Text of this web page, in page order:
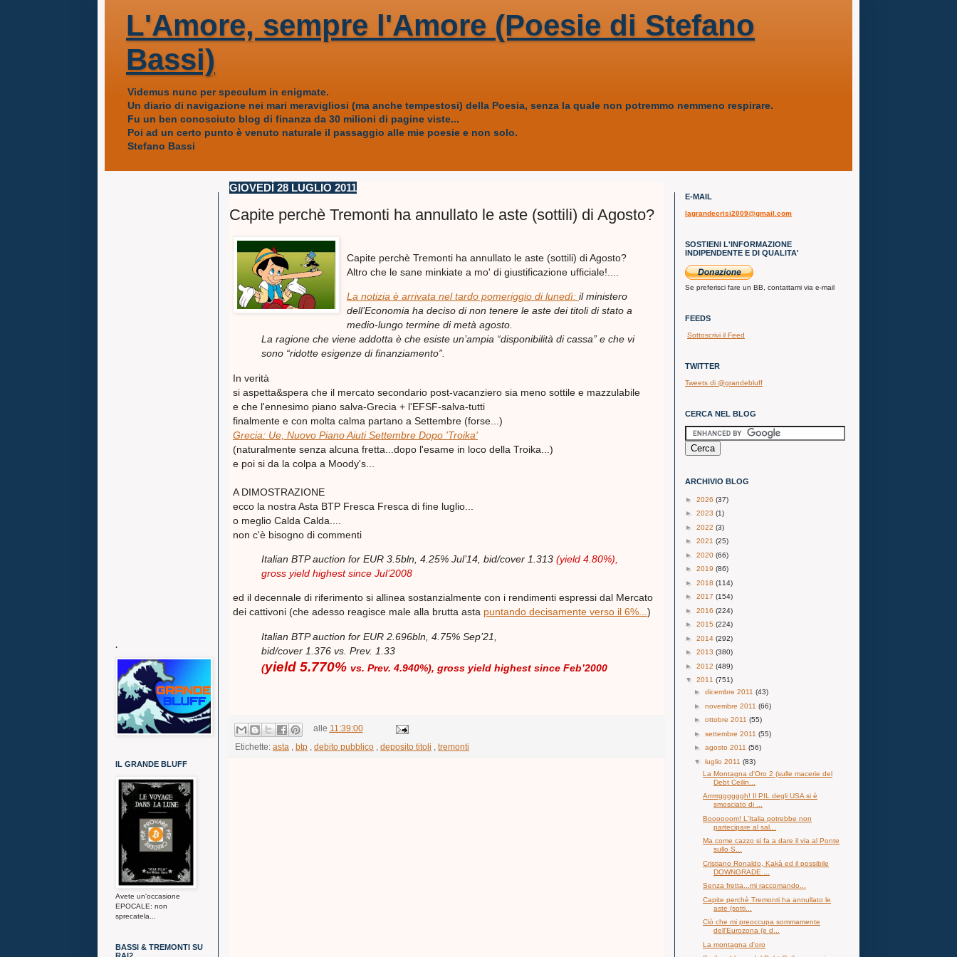
L'Amore, sempre l'Amore (Poesie di Stefano
Bassi)
Videmus nunc per speculum in enigmate.
Un diario di navigazione nei mari meravigliosi (ma anche tempestosi) della Poesia, senza la quale non potremmo nemmeno respirare.
Fu un ben conosciuto blog di finanza da 30 milioni di pagine viste...
Poi ad un certo punto è venuto naturale il passaggio alle mie poesie e non solo.
Stefano Bassi
GIOVEDÌ 28 LUGLIO 2011
Capite perchè Tremonti ha annullato le aste (sottili) di Agosto?
Capite perchè Tremonti ha annullato le aste (sottili) di Agosto?
Altro che le sane minkiate a mo' di giustificazione ufficiale!....
La notizia è arrivata nel tardo pomeriggio di lunedì: il ministero
dell’Economia ha deciso di non tenere le aste dei titoli di stato a
medio-lungo termine di metà agosto.
La ragione che viene addotta è che esiste un’ampia “disponibilità di cassa” e che vi
sono “ridotte esigenze di finanziamento”.
In verità
si aspetta&spera che il mercato secondario post-vacanziero sia meno sottile e mazzulabile
e che l'ennesimo piano salva-Grecia + l'EFSF-salva-tutti
finalmente e con molta calma partano a Settembre (forse...)
Grecia: Ue, Nuovo Piano Aiuti Settembre Dopo 'Troika'
(naturalmente senza alcuna fretta...dopo l'esame in loco della Troika...)
e poi si da la colpa a Moody's...
A DIMOSTRAZIONE
ecco la nostra Asta BTP Fresca Fresca di fine luglio...
o meglio Calda Calda....
non c'è bisogno di commenti
Italian BTP auction for EUR 3.5bln, 4.25% Jul’14, bid/cover 1.313 (yield 4.80%),
gross yield highest since Jul’2008
ed il decennale di riferimento si allinea sostanzialmente con i rendimenti espressi dal Mercato
dei cattivoni (che adesso reagisce male alla brutta asta puntando decisamente verso il 6%...)
Italian BTP auction for EUR 2.696bln, 4.75% Sep’21,
bid/cover 1.376 vs. Prev. 1.33
(yield 5.770% vs. Prev. 4.940%), gross yield highest since Feb’2000
alle 11:39:00
Etichette: asta btp debito pubblico deposito titoli tremonti
.
IL GRANDE BLUFF
Avete un'occasione
EPOCALE: non
sprecatela...
BASSI & TREMONTI SU
E-MAIL
lagrandecrisi2009@gmail.com
SOSTIENI L'INFORMAZIONE
INDIPENDENTE E DI QUALITA'
Se preferisci fare un BB, contattami via e-mail
FEEDS
Sottoscrivi il Feed
TWITTER
Tweets di @grandebluff
CERCA NEL BLOG
ARCHIVIO BLOG
► 2026 (37)
► 2023 (1)
► 2022 (3)
► 2021 (25)
► 2020 (66)
► 2019 (86)
► 2018 (114)
► 2017 (154)
► 2016 (224)
► 2015 (224)
► 2014 (292)
► 2013 (380)
► 2012 (489)
▼ 2011 (751)
► dicembre 2011 (43)
► novembre 2011 (66)
► ottobre 2011 (55)
► settembre 2011 (55)
► agosto 2011 (56)
▼ luglio 2011 (83)
La Montagna d'Oro 2 (sulle macerie del
Debt Ceilin...
Arrrrrggggggh! Il PIL degli USA si è
smosciato di ...
Boooooom! L'Italia potrebbe non
partecipare al sal...
Ma come cazzo si fa a dare il via al Ponte
sullo S...
Cristiano Ronaldo, Kakà ed il possibile
DOWNGRADE ...
Senza fretta...mi raccomando...
Capite perchè Tremonti ha annullato le
aste (sotti...
Ciò che mi preoccupa sommamente
dell'Eurozona (e d...
La montagna d'oro